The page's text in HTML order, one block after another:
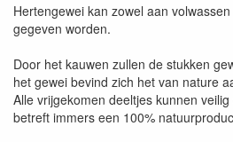
Hertengewei kan zowel aan
gegeven worden.
Door het kauwen zullen de stukken
het gewei bevind zich het van nature
Alle vrijgekomen deeltjes kunnen
betreft immers een 100%